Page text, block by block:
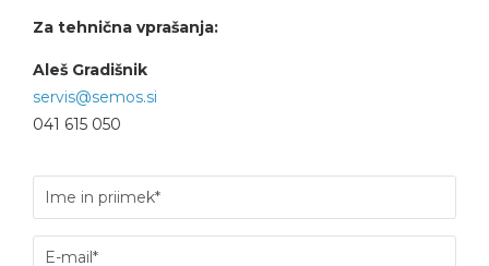
Za tehnična vprašanja:
Aleš Gradišnik
servis@semos.si
041 615 050